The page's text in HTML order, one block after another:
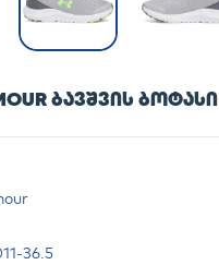
ᲑᲐᲕᲨᲕᲘᲡ ᲑᲝᲢᲐᲡᲘ
36.5